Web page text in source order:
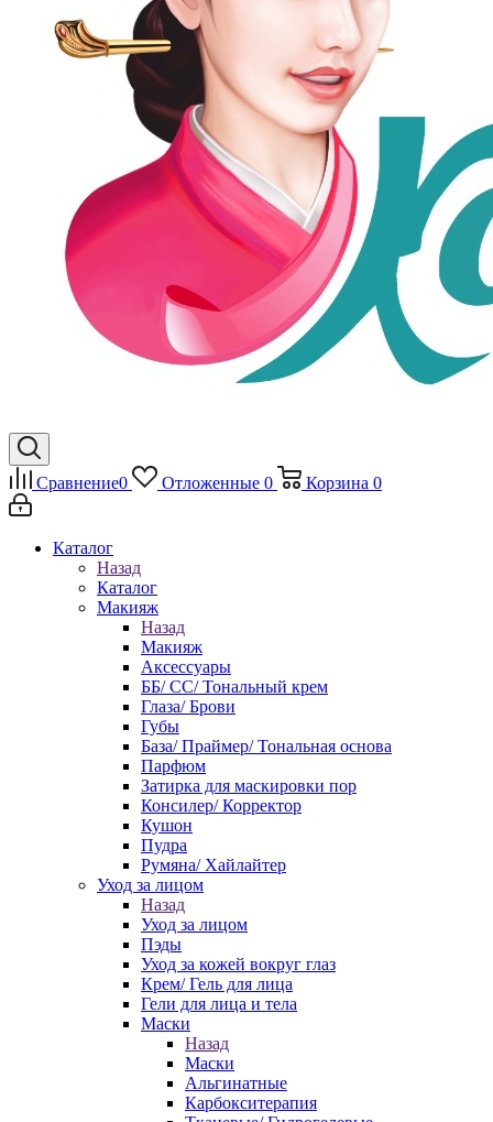
Сравнение0 Отложенные 0 Корзина 0
Каталог
Назад
Каталог
Макияж
Назад
Макияж
Аксессуары
ББ/ СС/ Тональный крем
Глаза/ Брови
Губы
База/ Праймер/ Тональная основа
Парфюм
Затирка для маскировки пор
Консилер/ Корректор
Кушон
Пудра
Румяна/ Хайлайтер
Уход за лицом
Назад
Уход за лицом
Пэды
Уход за кожей вокруг глаз
Крем/ Гель для лица
Гели для лица и тела
Маски
Назад
Маски
Альгинатные
Карбокситерапия